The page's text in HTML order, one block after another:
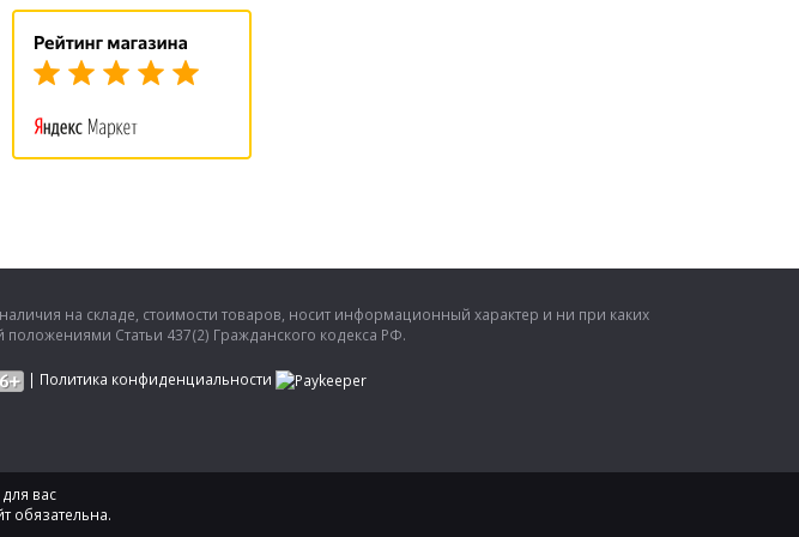
на складе, стоимости товаров, носит информационный характер и ни при каких
Статьи 437(2) Гражданского кодекса РФ.
| Политика конфиденциальности
вас
обязательна.